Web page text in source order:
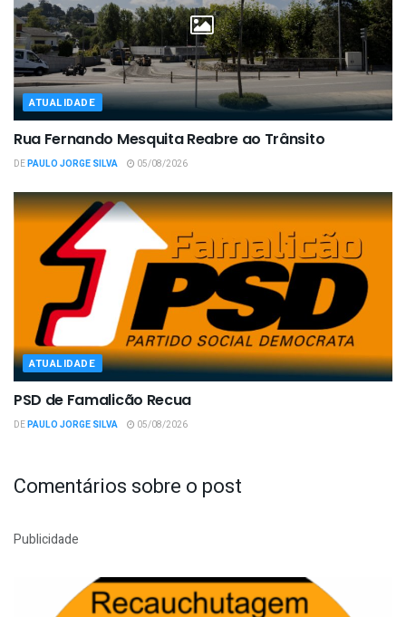
ATUALIDADE
Rua Fernando Mesquita Reabre ao Trânsito
DEPAULO JORGE SILVA 05/08/2026
ATUALIDADE
PSD de Famalicão Recua
DEPAULO JORGE SILVA 05/08/2026
Comentários sobre o post
Publicidade